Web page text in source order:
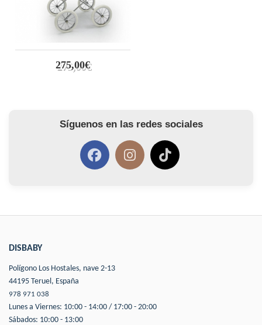
275,00€
Síguenos en las redes sociales
DISBABY
Polígono Los Hostales, nave 2-13
44195 Teruel, España
978 971 038
Lunes a Viernes: 10:00 - 14:00 / 17:00 - 20:00
Sábados: 10:00 - 13:00